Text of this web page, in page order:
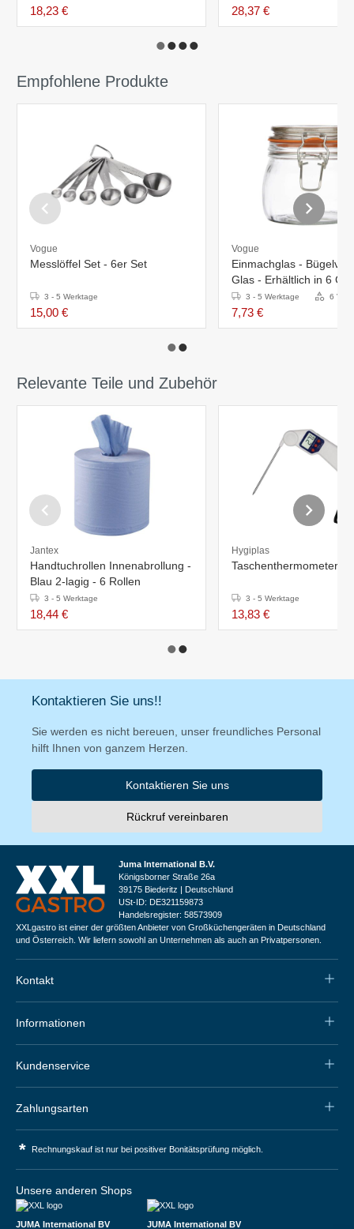
18,23 € 28,37 €
Empfohlene Produkte
Vogue
Messlöffel Set - 6er Set
3 - 5 Werktage
15,00 €
Vogue
Einmachglas -
Glas - Erhältlich in 6
3 - 5 Werktage 6
7,73 €
Relevante Teile und Zubehör
Jantex
Handtuchrollen Innenabrollung -
Blau 2-lagig - 6 Rollen
3 - 5 Werktage
18,44 €
Hygiplas
Taschenthermometer
3 - 5 Werktage
13,83 €
Kontaktieren Sie uns!!
Sie werden es nicht bereuen, unser freundliches Personal
hilft Ihnen von ganzem Herzen.
Kontaktieren Sie uns
Rückruf vereinbaren
Juma International B.V.
Königsborner Straße 26a
39175 Biederitz | Deutschland
USt-ID: DE321159873
Handelsregister: 58573909
XXLgastro ist einer der größten Anbieter von Großküchengeräten in Deutschland
und Österreich. Wir liefern sowohl an Unternehmen als auch an Privatpersonen.
Kontakt
Informationen
Kundenservice
Zahlungsarten
* Rechnungskauf ist nur bei positiver Bonitätsprüfung möglich.
Unsere anderen Shops
JUMA International BV JUMA International BV